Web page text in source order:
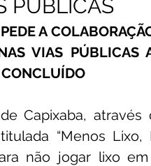
Comunicado Convênios
PÚBLICAS
A
VIAS PÚBLICAS
CONCLUÍDO
Capixaba,
“Menos
não jogar lixo